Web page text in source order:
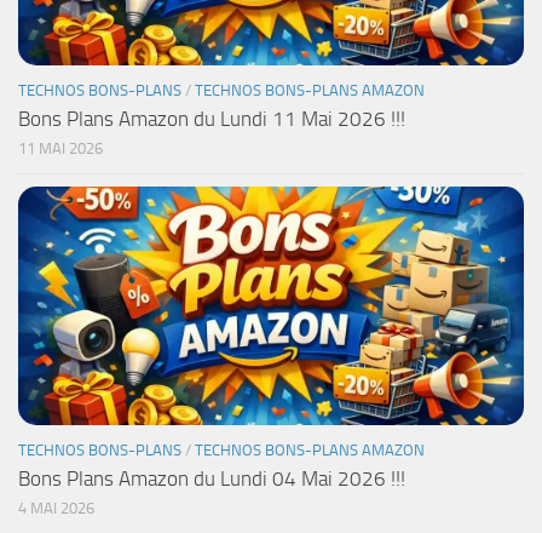
TECHNOS BONS-PLANS / TECHNOS BONS-PLANS AMAZON
Bons Plans Amazon du Lundi 11 Mai 2026 !!!
11 MAI 2026
TECHNOS BONS-PLANS / TECHNOS BONS-PLANS AMAZON
Bons Plans Amazon du Lundi 04 Mai 2026 !!!
4 MAI 2026